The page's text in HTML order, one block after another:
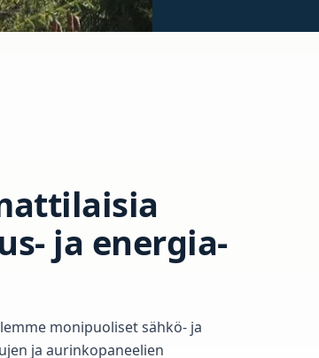
ja energia-
monipuoliset sähkö- ja
ja aurinkopaneelien